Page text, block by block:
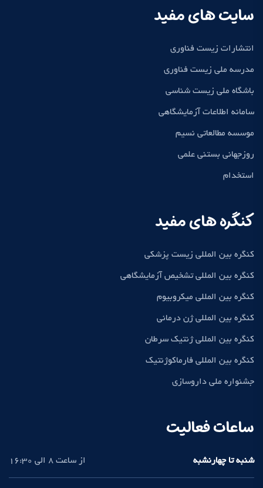
سایت های مفید
انتشارات زیست فناوری
مدرسه ملی زیست فناوری
باشگاه ملی زیست شناسی
سامانه اطلاعات آزمایشگاهی
موسسه مطالعاتی نسیم
روزجهانی بستنی علمی
استخدام
کنگره های مفید
کنگره بین المللی زیست پزشکی
کنگره بین المللی تشخیص آزمایشگاهی
کنگره بین المللی میکروبیوم
کنگره بین المللی ژن درمانی
کنگره بین المللی ژنتیک سرطان
کنگره بین المللی فارماکوژنتیک
جشنواره ملی داروسازی
ساعات فعالیت
شنبه تا چهارنشبه از ساعت 8 الی 16:30